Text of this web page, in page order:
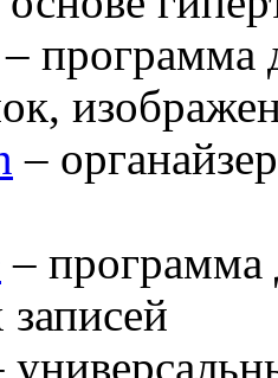
– программа
–
– программа